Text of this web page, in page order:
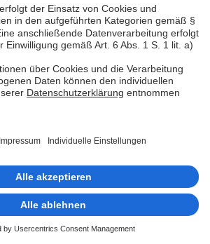
EC-Karte
perMobile Payment.
sämtliche
Zahlungsmethoden,